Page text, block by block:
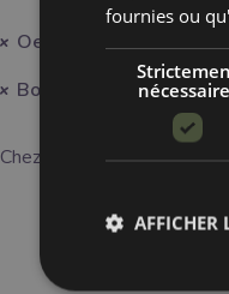
Oeillets et Boucles
Boîte à bobines
Chez nous, vous
fournies ou
AFFICHER